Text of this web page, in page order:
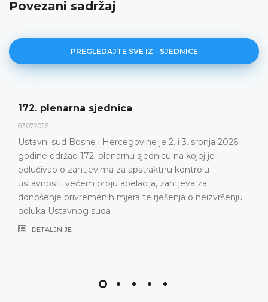
Povezani sadržaj
PREGLEDAJTE SVE IZ - SJEDNICE
je 2. i 3. srpnja 2026.
na kojoj je
kontrolu
zahtjeva za
rješenja o neizvršenju
Ustavni sud Bosne i
plenarnu sjednicu 2. i 3.
DETALJNIJE